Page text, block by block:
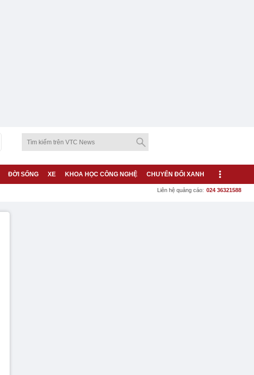
ĐỜI SỐNG XE KHOA HỌC CÔNG NGHỆ CHUYỂN ĐỔI XANH
Liên hệ quảng cáo: 024 36321588